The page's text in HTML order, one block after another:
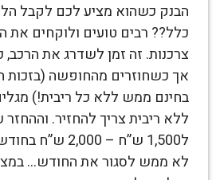
הבנק כשהוא מציע לכם לקבל
כלל?? רבים טועים ולוקחים את
צרכנות. זה זמן לשדרג את הרכב,
אך כשחוזרים מהחופשה
בחינם ממש ללא כל ריבית!)
ללא ריבית צריך להחזיר.
ל1,500 ש”ח –
לא ממש לסגור את החודש…